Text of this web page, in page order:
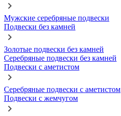
Мужские серебряные подвески
Подвески без камней
Золотые подвески без камней
Серебряные подвески без камней
Подвески с аметистом
Серебряные подвески с аметистом
Подвески с жемчугом